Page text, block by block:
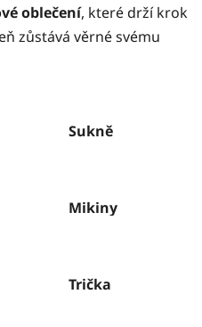
oblečení, které drží krok
zůstává věrné svému
Sukně
Mikiny
Trička